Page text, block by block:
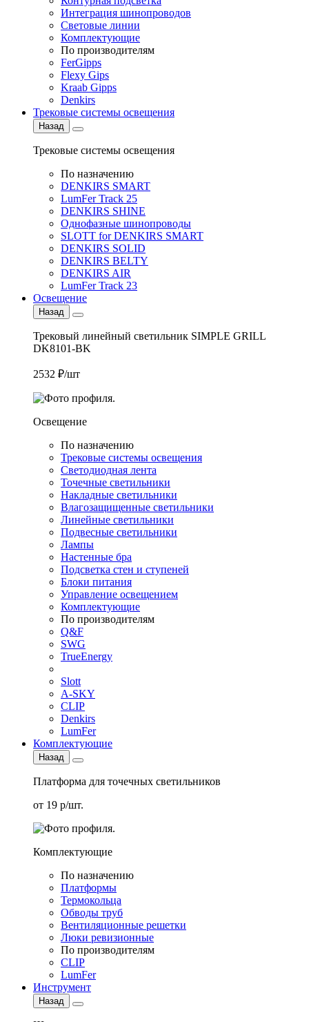
Интеграция шинопроводов
Световые линии
Комплектующие
По производителям
FerGipps
Flexy Gips
Kraab Gipps
Denkirs
Трековые системы освещения
Назад
Трековые системы освещения
По назначению
DENKIRS SMART
LumFer Track 25
DENKIRS SHINE
Однофазные шинопроводы
SLOTT for DENKIRS SMART
DENKIRS SOLID
DENKIRS BELTY
DENKIRS AIR
LumFer Track 23
Освещение
Назад
Трековый линейный светильник SIMPLE GRILL
DK8101-BK
2532 ₽/шт
Освещение
По назначению
Трековые системы освещения
Светодиодная лента
Точечные светильники
Накладные светильники
Влагозащищенные светильники
Линейные светильники
Подвесные светильники
Лампы
Настенные бра
Подсветка стен и ступеней
Блоки питания
Управление освещением
Комплектующие
По производителям
Q&F
SWG
TrueEnergy
Slott
A-SKY
CLIP
Denkirs
LumFer
Комплектующие
Назад
Платформа для точечных светильников
от 19 р/шт.
Комплектующие
По назначению
Платформы
Термокольца
Обводы труб
Вентиляционные решетки
Люки ревизионные
По производителям
CLIP
LumFer
Инструмент
Назад